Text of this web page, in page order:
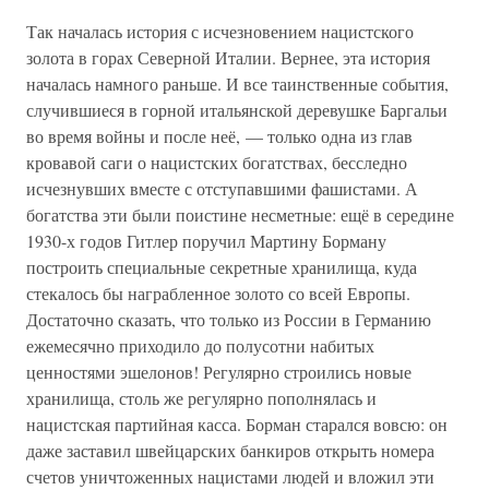
Так началась история с исчезновением нацистского
золота в горах Северной Италии. Вернее, эта история
началась намного раньше. И все таинственные события,
случившиеся в горной итальянской деревушке Баргальи
во время войны и после неё, — только одна из глав
кровавой саги о нацистских богатствах, бесследно
исчезнувших вместе с отступавшими фашистами. А
богатства эти были поистине несметные: ещё в середине
1930-х годов Гитлер поручил Мартину Борману
построить специальные секретные хранилища, куда
стекалось бы награбленное золото со всей Европы.
Достаточно сказать, что только из России в Германию
ежемесячно приходило до полусотни набитых
ценностями эшелонов! Регулярно строились новые
хранилища, столь же регулярно пополнялась и
нацистская партийная касса. Борман старался вовсю: он
даже заставил швейцарских банкиров открыть номера
счетов уничтоженных нацистами людей и вложил эти